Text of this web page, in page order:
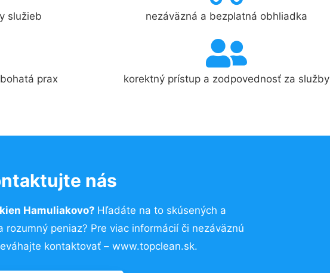
služieb nezáväzná a bezplatná obhliadka
prax korektný prístup a zodpovednosť za služby
nás
Hamuliakovo? Hľadáte na to skúsených a
peniaz? Pre viac informácií či nezáväznú
kontaktovať – www.topclean.sk.